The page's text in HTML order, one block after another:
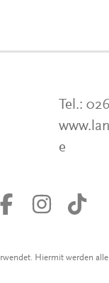
Tel.:
e
Hiermit werden